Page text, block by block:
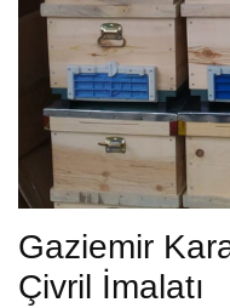
Gaziemir
Çivril İmalatı